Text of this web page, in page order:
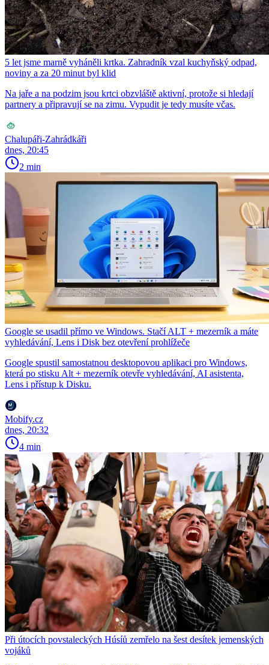
5 let jsme marně vyháněli krtka. Zahradník vzal kuchyňský odpad,
noviny a za 20 minut byl klid
Na jaře a na podzim jsou krtci obzvláště aktivní, protože si hledají
partnery a připravují se na zimu. Vypudit je tedy musíte včas.
Chalupáři-Zahrádkáři
dnes, 20:45
2 min
Google se usadil přímo ve Windows. Stačí ALT + mezerník a máte
vyhledávání, Lens i Disk bez otevření prohlížeče
Google spustil samostatnou desktopovou aplikaci pro Windows,
která po stisku Alt + mezerník otevře vyhledávání, AI asistenta,
Lens i přístup k Disku.
Mobify.cz
dnes, 20:32
4 min
Při útocích povstaleckých Húsíů zemřelo na šest desítek jemenských
vojáků